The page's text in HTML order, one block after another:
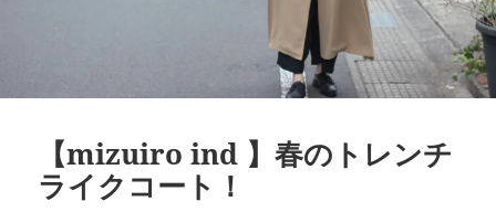
【mizuiro ind 】春のトレンチ
ライクコート！